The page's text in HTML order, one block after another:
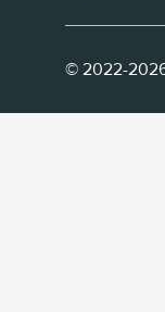
© 2022-